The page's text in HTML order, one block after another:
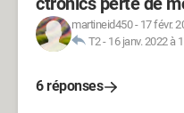
martineid450- 17 févr.
T2- 16 janv. 2022 à
6 réponses